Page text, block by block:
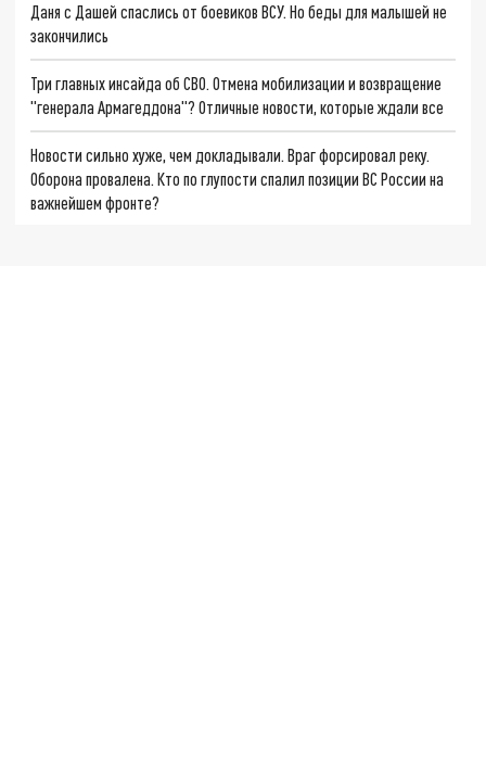
Даня с Дашей спаслись от боевиков ВСУ. Но беды для малышей не
закончились
Три главных инсайда об СВО. Отмена мобилизации и возвращение
"генерала Армагеддона"? Отличные новости, которые ждали все
Новости сильно хуже, чем докладывали. Враг форсировал реку.
Оборона провалена. Кто по глупости спалил позиции ВС России на
важнейшем фронте?